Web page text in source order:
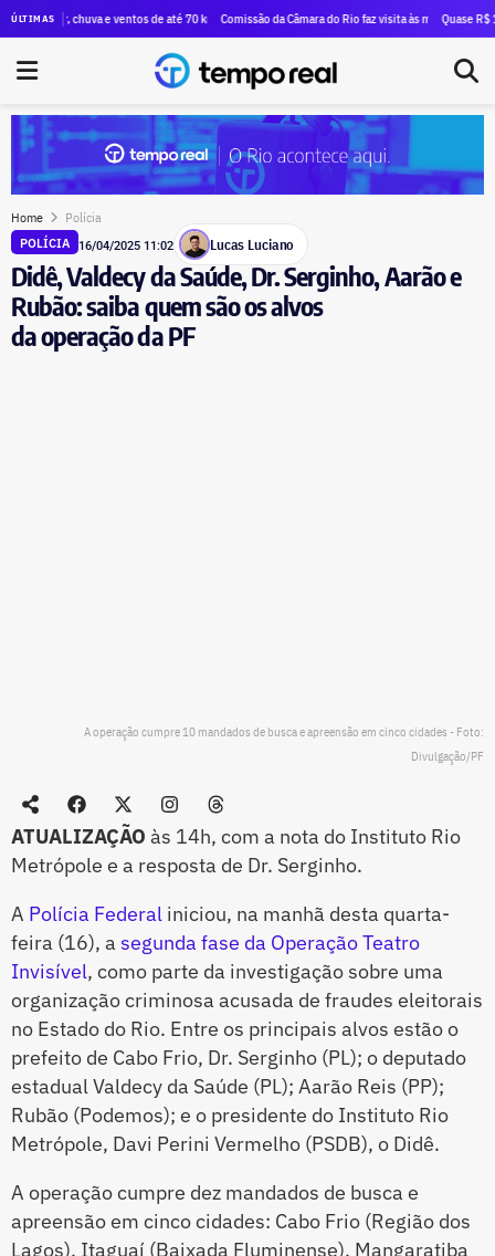
ÚLTIMAS
de André Marinho com Eduardo Paes, um aliado de Dilma Rousseff
chuva e ventos de até 70 km/h no fim de semana; veja a previsão
Comissão da Câmara do Rio faz visita às mais de 100 famílias
Quase R$ 12 milhões
Home Polícia
POLÍCIA 16/04/2025 11:02 Lucas Luciano
Didê, Valdecy da Saúde, Dr. Serginho, Aarão e
Rubão: saiba quem são os alvos
da operação da PF
A operação cumpre 10 mandados de busca e apreensão em cinco cidades - Foto:
Divulgação/PF
ATUALIZAÇÃO às 14h, com a nota do Instituto Rio
Metrópole e a resposta de Dr. Serginho.
A Polícia Federal iniciou, na manhã desta quarta-
feira (16), a segunda fase da Operação Teatro
Invisível, como parte da investigação sobre uma
organização criminosa acusada de fraudes eleitorais
no Estado do Rio. Entre os principais alvos estão o
prefeito de Cabo Frio, Dr. Serginho (PL); o deputado
estadual Valdecy da Saúde (PL); Aarão Reis (PP);
Rubão (Podemos); e o presidente do Instituto Rio
Metrópole, Davi Perini Vermelho (PSDB), o Didê.
A operação cumpre dez mandados de busca e
apreensão em cinco cidades: Cabo Frio (Região dos
Lagos), Itaguaí (Baixada Fluminense), Mangaratiba